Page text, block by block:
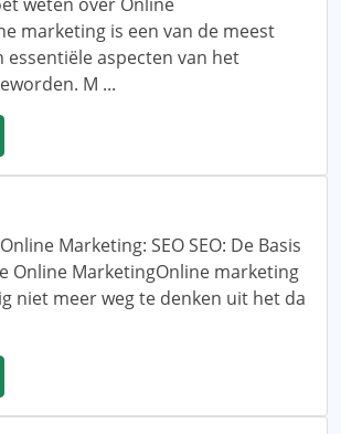
marketing is een van de meest
essentiële aspecten van het
M ...
Marketing: SEO SEO: De Basis
Online MarketingOnline marketing
niet meer weg te denken uit het da